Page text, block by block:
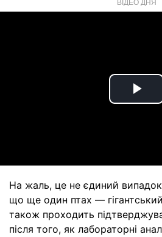
На жаль, це не єдиний
що ще один птах —
також проходить
після того, як лабораторні